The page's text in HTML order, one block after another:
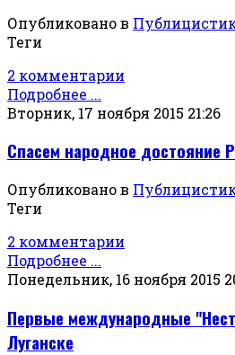
Опубликовано в
Теги
2 комментарии
Подробнее ...
Вторник, 17 ноября 2015 21:26
Спасем народное достояние
Опубликовано в
Теги
2 комментарии
Подробнее ...
Понедельник, 16 ноября 2015
Первые международные
Луганске